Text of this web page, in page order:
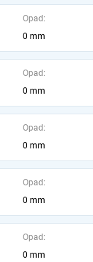
Opad:
0 mm
Opad:
0 mm
Opad:
0 mm
Opad:
0 mm
Opad:
0 mm